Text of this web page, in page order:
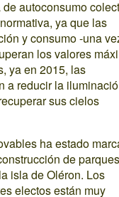
autoconsumo
ya que las
y consumo -una
los valores
ya en 2015, las
a reducir la
sus cielos
ha estado
de parques
isla de Oléron. Los
electos están muy